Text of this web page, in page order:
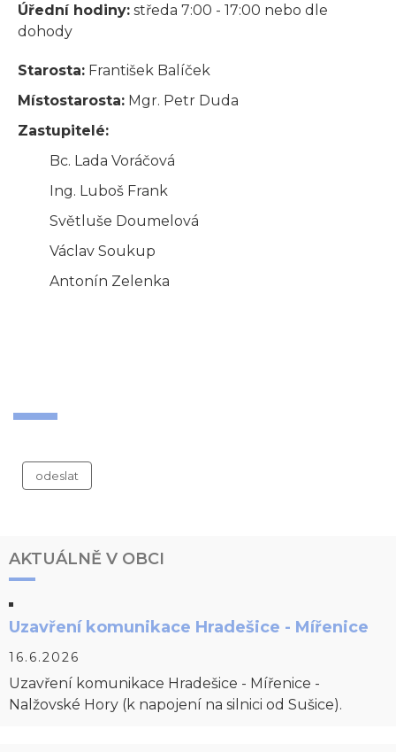
Úřední hodiny: středa 7:00 - 17:00 nebo dle
dohody
Starosta: František Balíček
Místostarosta: Mgr. Petr Duda
Zastupitelé:
Bc. Lada Voráčová
Ing. Luboš Frank
Světluše Doumelová
Václav Soukup
Antonín Zelenka
AKTUÁLNĚ V OBCI
Uzavření komunikace Hradešice - Mířenice
16.6.2026
Uzavření komunikace Hradešice - Mířenice -
Nalžovské Hory (k napojení na silnici od Sušice).